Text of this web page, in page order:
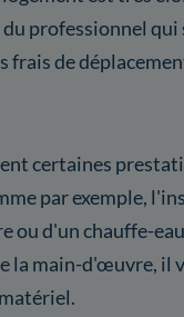
professionnel qui
frais de
certaines
par exemple,
ou d'un chauffe-
la main-d'œuvre, il